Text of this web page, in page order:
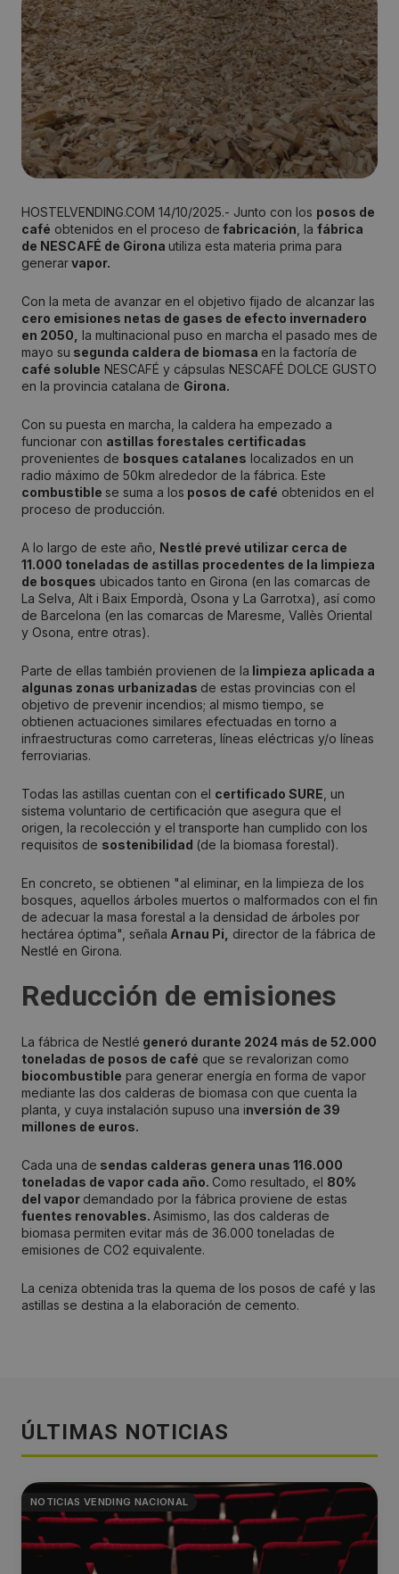
HOSTELVENDING.COM 14/10/2025.- Junto con los posos de
café obtenidos en el proceso de fabricación , la fábrica
de NESCAFÉ de Girona utiliza esta materia prima para
generarvapor.
Con la meta de avanzar en el objetivo fijado de alcanzar las
cero emisiones netas de gases de efecto invernadero
en 2050, la multinacional puso en marcha el pasado mes de
mayo su segunda caldera de biomasa en la factoría de
café soluble NESCAFÉ y cápsulas NESCAFÉ DOLCE GUSTO
en la provincia catalana de Girona.
Con su puesta en marcha, la caldera ha empezado a
funcionar con astillas forestales certificadas
provenientes de bosques catalanes localizados en un
radio máximo de 50km alrededor de la fábrica. Este
combustible se suma a los posos de café obtenidos en el
proceso de producción.
A lo largo de este año, Nestlé prevé utilizar cerca de
11.000 toneladas de astillas procedentes de la limpieza
de bosques ubicados tanto en Girona (en las comarcas de
La Selva, Alt i Baix Empordà, Osona y La Garrotxa), así como
de Barcelona (en las comarcas de Maresme, Vallès Oriental
y Osona, entre otras).
Parte de ellas también provienen de la limpieza aplicada a
algunas zonas urbanizadas de estas provincias con el
objetivo de prevenir incendios; al mismo tiempo, se
obtienen actuaciones similares efectuadas en torno a
infraestructuras como carreteras, líneas eléctricas y/o líneas
ferroviarias.
Todas las astillas cuentan con el certificado SURE , un
sistema voluntario de certificación que asegura que el
origen, la recolección y el transporte han cumplido con los
requisitos de sostenibilidad (de la biomasa forestal).
En concreto, se obtienen "al eliminar, en la limpieza de los
bosques, aquellos árboles muertos o malformados con el fin
de adecuar la masa forestal a la densidad de árboles por
hectárea óptima", señala Arnau Pi,
director de la fábrica de
Nestlé en Girona.
Reducción de emisiones
La fábrica de Nestlé generó durante 2024 más de 52.000
toneladas de posos de café que se revalorizan como
biocombustible para generar energía en forma de vapor
mediante las dos calderas de biomasa con que cuenta la
planta, y cuya instalación supuso una inversión de 39
millones de euros.
Cada una de sendas calderas genera unas 116.000
toneladas de vapor cada año. Como resultado, el 80%
del vapor demandado por la fábrica proviene de estas
fuentes renovables. Asimismo, las dos calderas de
biomasa permiten evitar más de 36.000 toneladas de
emisiones de CO2 equivalente.
La ceniza obtenida tras la quema de los posos de café y las
astillas se destina a la elaboración de cemento.
ÚLTIMAS NOTICIAS
NOTICIAS VENDING NACIONAL